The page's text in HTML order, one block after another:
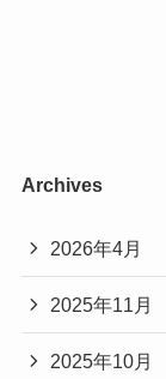
Archives
2026年4月
2025年11月
2025年10月